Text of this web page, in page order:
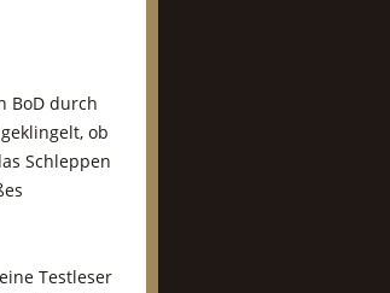
BoD durch
ob
Schleppen
Testleser